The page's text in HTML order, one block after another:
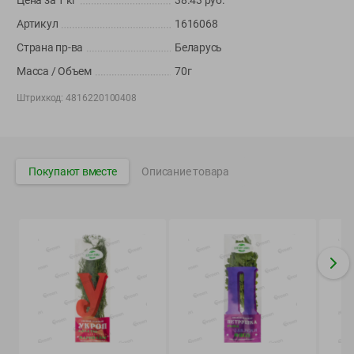
Вакансии 👋
Корпоративный сайт Green
соглашения
Фрунзенского района г. Минска + 375 17 272 73 84 .
Номер и адрес электронной почты лица, уполномоченного
продавцом рассматривать обращения покупателей о нарушении их
прав, предусмотренных законодательством о защите прав
потребителей: +375 44 560-60-61, shop@green-dostavka.by.
Способы оплаты товара:
Артикул
1616068
Страна пр-ва
Беларусь
Масса / Объем
70г
Штрихкод:4816220100408
Покупают вместе Описание товара